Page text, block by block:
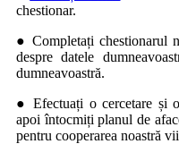
chestionar.
● Completați chestionarul
despre datele
dumneavoastră.
● Efectuați o cercetare și
apoi întocmiți planul de
pentru cooperarea noastră